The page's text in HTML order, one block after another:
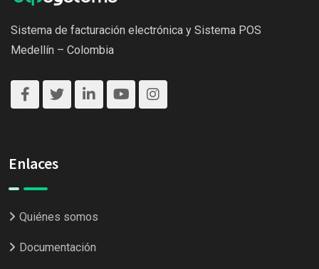
Sistema de facturación electrónica y Sistema POS
Medellín – Colombia
Enlaces
Quiénes somos
Documentación